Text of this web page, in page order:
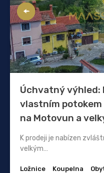
Úchvatný výhled:
vlastním potokem
na Motovun a
K prodeji je nabízen
velkým…
Ložnice
Koupelna